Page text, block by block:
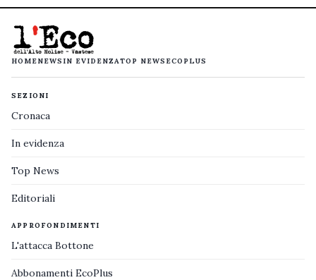
HOMENEWS IN EVIDENZATOP NEWS ECOPLUS
SEZIONI
Cronaca
In evidenza
Top News
Editoriali
APPROFONDIMENTI
L'attacca Bottone
Abbonamenti EcoPlus